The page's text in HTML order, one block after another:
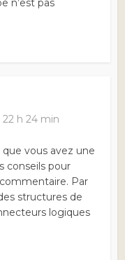
n’est pas
h 24 min
vous avez une
conseils pour
Par
structures de
logiques